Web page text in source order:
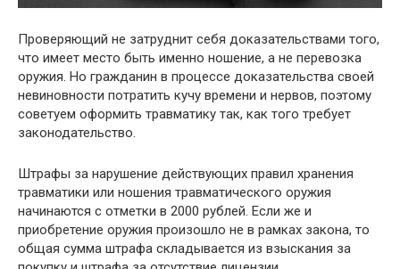
Проверяющий не затруднит себя доказательствами того,
что имеет место быть именно ношение, а не перевозка
оружия. Но гражданин в процессе доказательства своей
невиновности потратить кучу времени и нервов, поэтому
советуем оформить травматику так, как того требует
законодательство.
Штрафы за нарушение действующих правил хранения
травматики или ношения травматического оружия
начинаются с отметки в 2000 рублей. Если же и
приобретение оружия произошло не в рамках закона, то
общая сумма штрафа складывается из взыскания за